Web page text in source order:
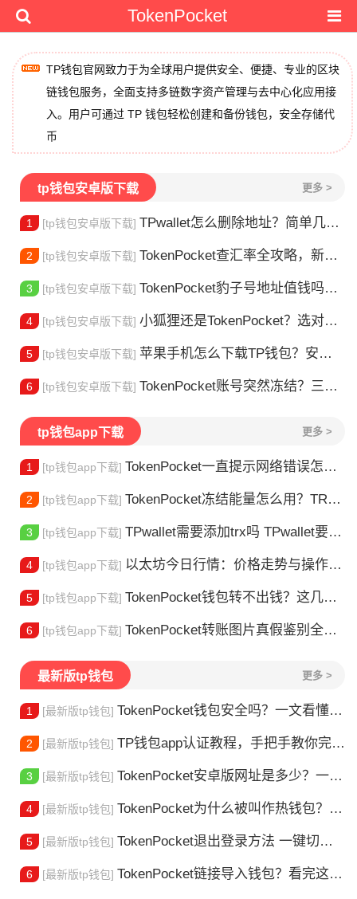
TokenPocket
TP钱包官网致力于为全球用户提供安全、便捷、专业的区块
链钱包服务，全面支持多链数字资产管理与去中心化应用接
入。用户可通过 TP 钱包轻松创建和备份钱包，安全存储代
币
tp钱包安卓版下载 更多 >
1 [tp钱包安卓版下载] TPwallet怎么删除地址？简单几步教你移除多余钱包
2 [tp钱包安卓版下载] TokenPocket查汇率全攻略，新手一看就会
3 [tp钱包安卓版下载] TokenPocket豹子号地址值钱吗？新手看完这篇就懂了
4 [tp钱包安卓版下载] 小狐狸还是TokenPocket？选对钱包很重要
5 [tp钱包安卓版下载] 苹果手机怎么下载TP钱包？安装教程来了
6 [tp钱包安卓版下载] TokenPocket账号突然冻结？三步教你快速解冻
tp钱包app下载 更多 >
1 [tp钱包app下载] TokenPocket一直提示网络错误怎么办？这几个方法帮你快速解决
2 [tp钱包app下载] TokenPocket冻结能量怎么用？TRX冻结获取能量详解
3 [tp钱包app下载] TPwallet需要添加trx吗 TPwallet要不要充TRX？一文说清
4 [tp钱包app下载] 以太坊今日行情：价格走势与操作建议
5 [tp钱包app下载] TokenPocket钱包转不出钱？这几种情况你可能遇到过
6 [tp钱包app下载] TokenPocket转账图片真假鉴别全攻略
最新版tp钱包 更多 >
1 [最新版tp钱包] TokenPocket钱包安全吗？一文看懂真实风险
2 [最新版tp钱包] TP钱包app认证教程，手把手教你完成身份验证
3 [最新版tp钱包] TokenPocket安卓版网址是多少？一文教你安全下载
4 [最新版tp钱包] TokenPocket为什么被叫作热钱包？一文讲清楚
5 [最新版tp钱包] TokenPocket退出登录方法 一键切换账号超简单
6 [最新版tp钱包] TokenPocket链接导入钱包？看完这篇就懂了